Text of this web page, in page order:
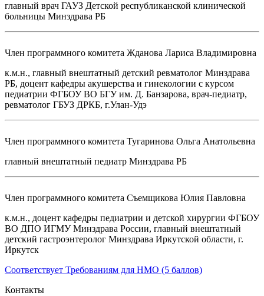
главный врач ГАУЗ Детской республиканской клинической
больницы Минздрава РБ
Член программного комитета Жданова Лариса Владимировна
к.м.н., главный внештатный детский ревматолог Минздрава
РБ, доцент кафедры акушерства и гинекологии с курсом
педиатрии ФГБОУ ВО БГУ им. Д. Банзарова, врач-педиатр,
ревматолог ГБУЗ ДРКБ, г.Улан-Удэ
Член программного комитета Тугаринова Ольга Анатольевна
главный внештатный педиатр Минздрава РБ
Член программного комитета Съемщикова Юлия Павловна
к.м.н., доцент кафедры педиатрии и детской хирургии ФГБОУ
ВО ДПО ИГМУ Минздрава России, главный внештатный
детский гастроэнтеролог Минздрава Иркутской области, г.
Иркутск
Соответствует Требованиям для НМО (5 баллов)
Контакты